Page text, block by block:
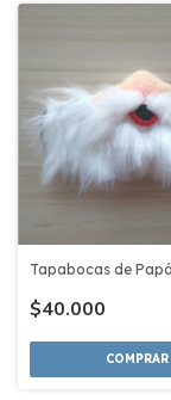
Tapabocas de
$40.000
COMPRAR